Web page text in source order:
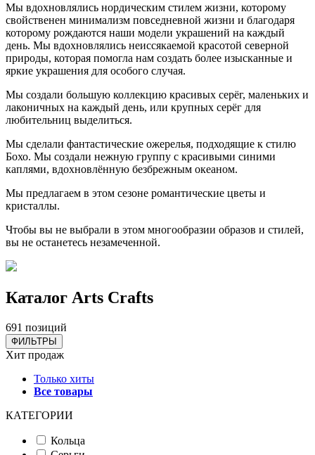
Мы вдохновлялись нордическим стилем жизни, которому
свойственен минимализм повседневной жизни и благодаря
которому рождаются наши модели украшений на каждый
день. Мы вдохновлялись неиссякаемой красотой северной
природы, которая помогла нам создать более изысканные и
яркие украшения для особого случая.
Мы создали большую коллекцию красивых серёг, маленьких и
лаконичных на каждый день, или крупных серёг для
любительниц выделиться.
Мы сделали фантастические ожерелья, подходящие к стилю
Бохо. Мы создали нежную группу с красивыми синими
каплями, вдохновлённую безбрежным океаном.
Мы предлагаем в этом сезоне романтические цветы и
кристаллы.
Чтобы вы не выбрали в этом многообразии образов и стилей,
вы не останетесь незамеченной.
Каталог Аrts Сrafts
691 позиций
ФИЛЬТРЫ
Хит продаж
Только хиты
Все товары
КАТЕГОРИИ
Кольца